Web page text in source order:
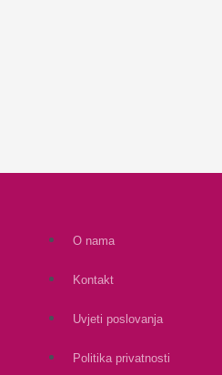
O nama
Kontakt
Uvjeti poslovanja
Politika privatnosti